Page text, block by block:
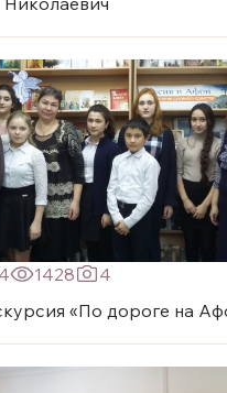
1428
4
«По дороге на